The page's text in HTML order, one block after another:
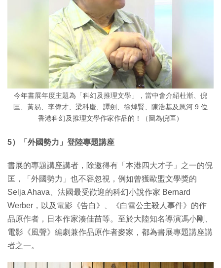
今年書展年度主題為「科幻及推理文學」，當中會介紹杜漸、倪
匡、黃易、李偉才、梁科慶、譚劍、徐焯賢、陳浩基及厲河 9 位
香港科幻及推理文學作家作品的！（圖為倪匡）
5）「外國勢力」登陸專題講座
書展的專題講座講者，除邀得有「本港四大才子」之一的倪
匡，「外國勢力」也不容忽視，例如曾獲歐盟文學獎的
Selja Ahava、法國最受歡迎的科幻小說作家 Bernard
Werber，以及電影《告白》、《白雪公主殺人事件》的作
品原作者，日本作家湊佳苗等。至於大陸知名導演馮小剛、
電影《風聲》編劇兼作品原作者麥家，都為書展專題講座講
者之一。